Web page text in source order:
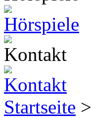
Startseite